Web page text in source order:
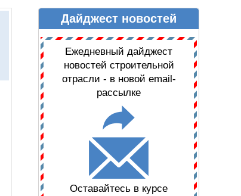
ДАЙДЖЕСТ НОВОСТЕЙДайджест новостей
Ежедневный дайджест
новостей строительной
отрасли - в новой email-
рассылке
Оставайтесь в курсе